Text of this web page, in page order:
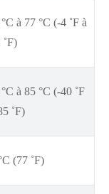
à 77 °C (-4 ˚F à
˚F)
à 85 °C (-40 ˚F
˚F)
(77 ˚F)